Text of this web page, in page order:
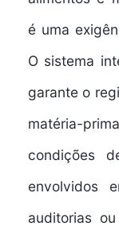
é uma
O sistema
garante o
matéria-
condições
envolvidos
auditorias